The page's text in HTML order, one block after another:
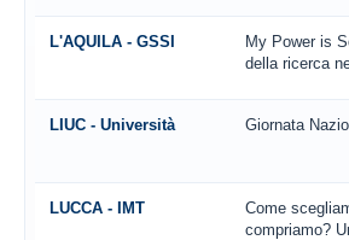
L'AQUILA - GSSI
My Power is
della ricerca
LIUC - Università Giornata
LUCCA - IMT
Come
compriamo?